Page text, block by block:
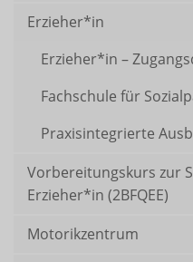
Erzieher*in
Erzieher*in –
Fachschule für
Praxisintegrierte
Vorbereitungskurs zur
Erzieher*in (2BFQEE)
Motorikzentrum